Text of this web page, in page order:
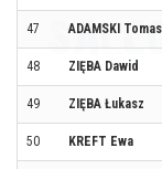
47 ADAMSKI
48 ZIĘBA Dawid
49 ZIĘBA Łukasz
50 KREFT Ewa